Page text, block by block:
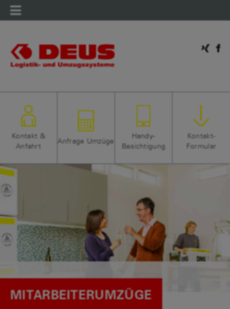
Mobilmenü
Kontakt &
Anfahrt
Anfrage Umzüge
Handy-
Besichtigung
Kontakt-
Formular
MITARBEITERUMZÜGE